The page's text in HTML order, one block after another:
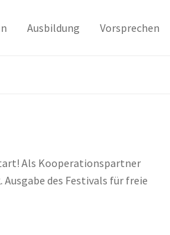
Ausbildung Vorsprechen
Als Kooperationspartner
des Festivals für freie